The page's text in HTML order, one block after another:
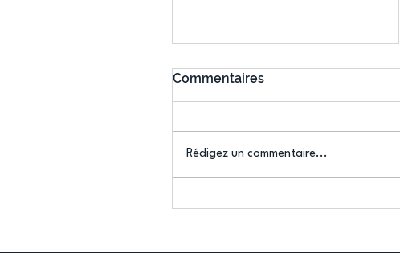
Commentaires
Rédigez un commentaire...